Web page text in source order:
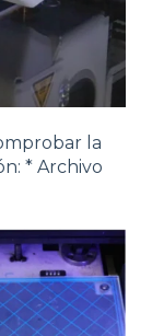
la
* Archivo